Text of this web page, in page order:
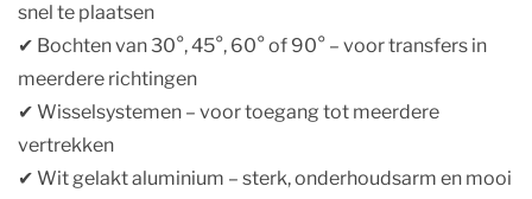
snel te plaatsen
✔︎ Bochten van 30°, 45°, 60° of 90° – voor transfers in
meerdere richtingen
✔︎ Wisselsystemen – voor toegang tot meerdere
vertrekken
✔︎ Wit gelakt aluminium – sterk, onderhoudsarm en mooi